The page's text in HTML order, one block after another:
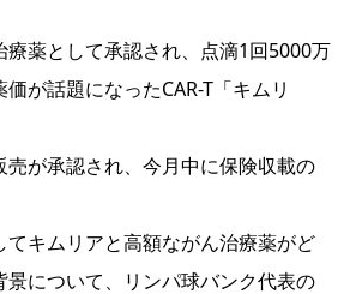
療薬として承認され、点滴1回5000万
が話題になったCAR-T「キムリ
売が承認され、今月中に保険収載の
てキムリアと高額ながん治療薬がど
景について、リンパ球バンク代表の